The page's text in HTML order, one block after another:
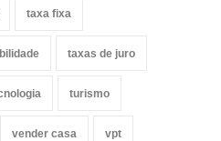
taxa fixa
taxas de juro
turismo
vender casa vpt